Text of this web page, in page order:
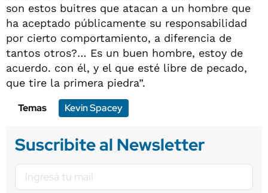
son estos buitres que atacan a un hombre que
ha aceptado públicamente su responsabilidad
por cierto comportamiento, a diferencia de
tantos otros?… Es un buen hombre, estoy de
acuerdo. con él, y el que esté libre de pecado,
que tire la primera piedra”.
Temas
Kevin Spacey
Suscribite al Newsletter